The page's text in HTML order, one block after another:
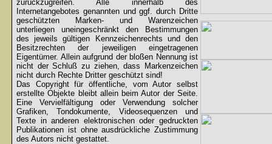
zurückzugreifen. Alle innerhalb des
Internetangebotes genannten und ggf. durch Dritte
geschützten Marken- und Warenzeichen
unterliegen uneingeschränkt den Bestimmungen
des jeweils gültigen Kennzeichenrechts und den
Besitzrechten der jeweiligen eingetragenen
Eigentümer. Allein aufgrund der bloßen Nennung ist
nicht der Schluß zu ziehen, dass Markenzeichen
nicht durch Rechte Dritter geschützt sind!
Das Copyright für öffentliche, vom Autor selbst
erstellte Objekte bleibt allein beim Autor der Seite.
Eine Vervielfältigung oder Verwendung solcher
Grafiken, Tondokumente, Videosequenzen und
Texte in anderen elektronischen oder gedruckten
Publikationen ist ohne ausdrückliche Zustimmung
des Autors nicht gestattet.